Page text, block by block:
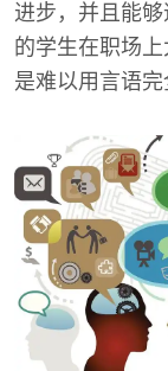
进步，并且能
的学生在职场
是难以用言语完